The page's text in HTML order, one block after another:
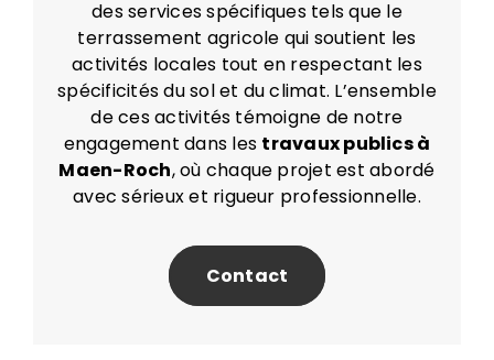
des services spécifiques tels que le
terrassement agricole qui soutient les
activités locales tout en respectant les
spécificités du sol et du climat. L’ensemble
de ces activités témoigne de notre
engagement dans les travaux publics à
Maen-Roch, où chaque projet est abordé
avec sérieux et rigueur professionnelle.
Contact